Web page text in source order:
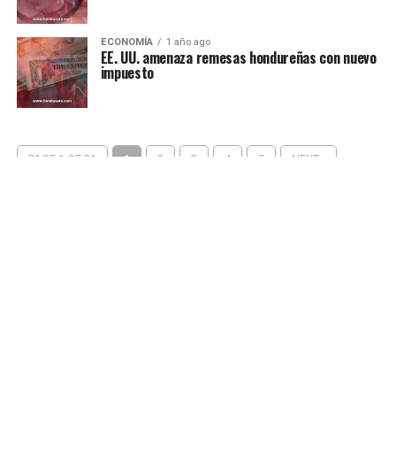
ECONOMÍA 1 año ago
EE. UU. amenaza remesas hondureñas con nuevo
impuesto
PAGE 1 OF 31 1 2 3 4 5 NEXT ›